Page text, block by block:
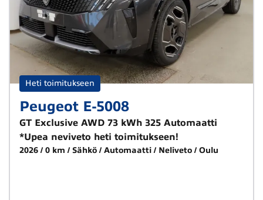
Heti toimitukseen
Peugeot E-5008
GT Exclusive AWD 73 kWh 325 Automaatti
*Upea neviveto heti toimitukseen!
2026 0 km Sähkö Automaatti Neliveto Oulu